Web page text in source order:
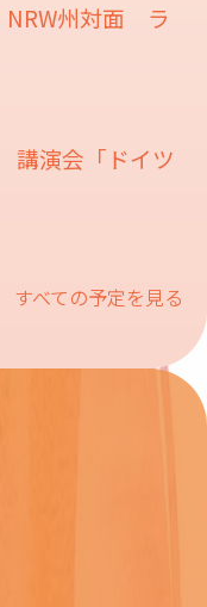
NRW州対面 ラ
講演会「ドイツ
すべての予定を見る